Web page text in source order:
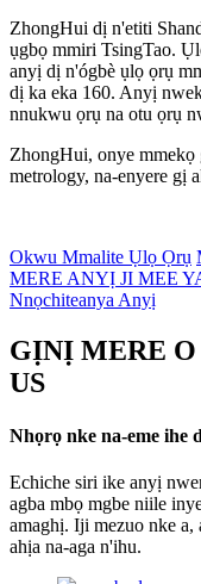
ZhongHui dị n'etiti
ụgbọ mmiri TsingTao.
anyị dị n'ógbè ụlọ ọrụ
dị ka eka 160. Anyị
nnukwu ọrụ na otu ọrụ
ZhongHui, onye mmekọ
metrology, na-enyere gị
Okwu Mmalite Ụlọ Ọrụ
MERE ANYỊ JI MEE
Nnọchiteanya Anyị
GỊNỊ MERE
US
Nhọrọ nke na-eme ihe
Echiche siri ike anyị
agba mbọ mgbe niile
amaghị. Iji mezuo nke a,
ahịa na-aga n'ihu.